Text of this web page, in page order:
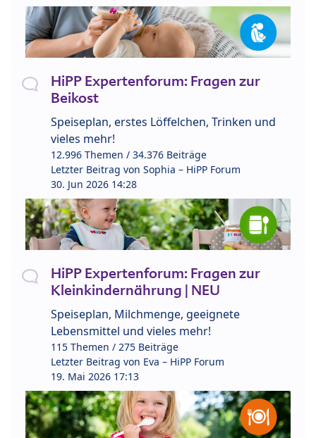
HiPP Expertenforum: Fragen zur
Beikost
Speiseplan, erstes Löffelchen, Trinken und
vieles mehr!
12.996 Themen / 34.376 Beiträge
Letzter Beitrag von Sophia – HiPP Forum
30. Jun 2026 14:28
HiPP Expertenforum: Fragen zur
Kleinkindernährung | NEU
Speiseplan, Milchmenge, geeignete
Lebensmittel und vieles mehr!
115 Themen / 275 Beiträge
Letzter Beitrag von Eva – HiPP Forum
19. Mai 2026 17:13